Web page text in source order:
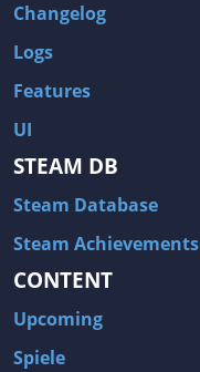
Changelog
Logs
Features
UI
STEAM DB
Steam Database
Steam Achievements
CONTENT
Upcoming
Spiele